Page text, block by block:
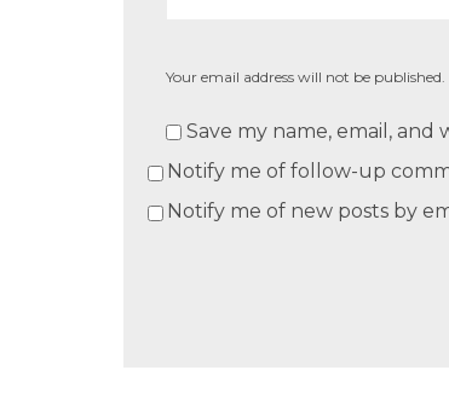
Your email address will not be published.
Save my name, email,
Notify me of follow-up
Notify me of new posts by